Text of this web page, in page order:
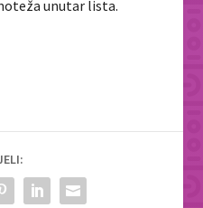
unutar lista.